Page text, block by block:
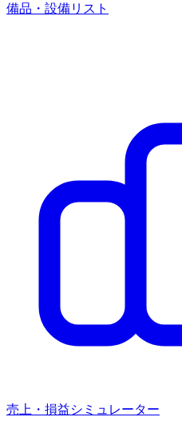
備品・設備リスト
売上・損益シミュレーター